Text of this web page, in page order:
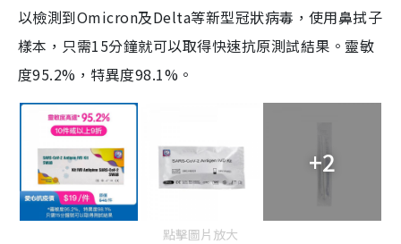
以檢測到Omicron及Delta等新型冠狀病毒，使用鼻拭子
樣本，只需15分鐘就可以取得快速抗原測試結果。靈敏
度95.2%，特異度98.1%。
+2
點擊圖片放大